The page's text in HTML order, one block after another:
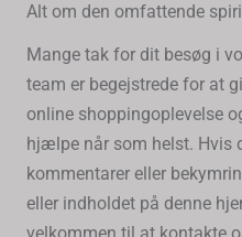
Alt om den omfattende
Mange tak for dit besøg i
team er begejstrede for at
online shoppingoplevelse
hjælpe når som helst. Hvis
kommentarer eller
eller indholdet på denne